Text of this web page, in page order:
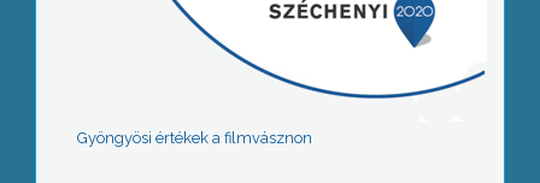
Gyöngyösi értékek a filmvásznon